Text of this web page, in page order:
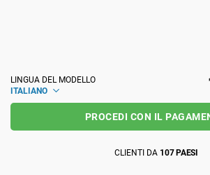
IATF 16949
Aerospaziale
LINGUA DEL MODELLO
ITALIANO
PROCEDI CON IL
CLIENTI DA 107 PAESI